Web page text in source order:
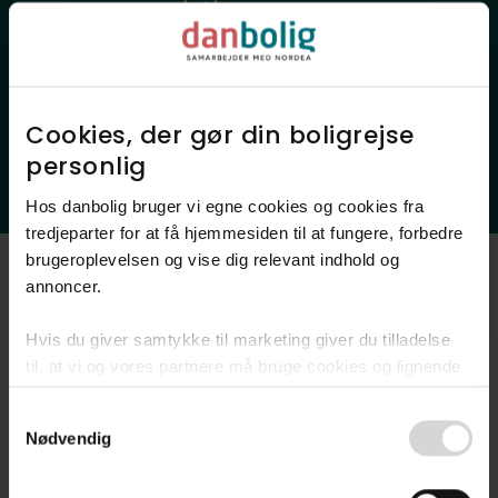
Cookies, der gør din boligrejse
personlig​
Hos danbolig bruger vi egne cookies og cookies fra
tredjeparter for at få hjemmesiden til at fungere, forbedre
brugeroplevelsen og vise dig relevant indhold og
annoncer.​
Hvis du giver samtykke til marketing giver du tilladelse
til, at vi og vores partnere må bruge cookies og lignende
danbolig.dk. Vi kan kombinere disse oplysninger med
andre data og anvende dem til målrettet markedsføring til
Selection
Nødvendig
Lokale favoritsteder
Fritidsfaciliteter
Natur
Ladestander